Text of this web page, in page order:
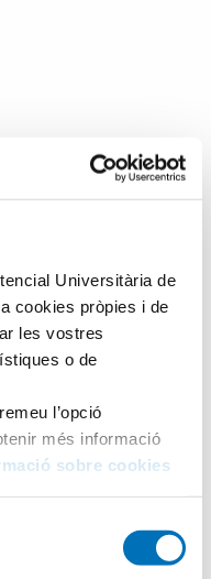
Universitària de
cookies pròpies i de
les vostres
o de
l’opció
més informació
sobre cookies